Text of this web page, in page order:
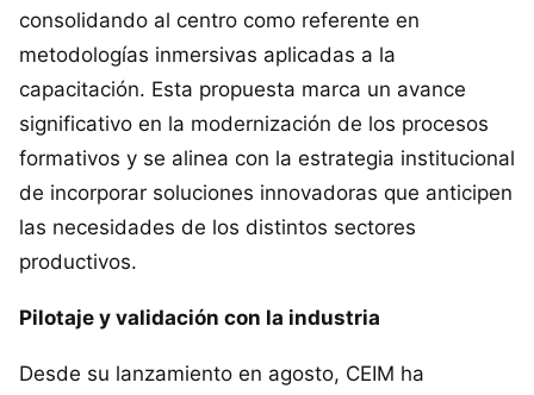
consolidando al centro como referente en
metodologías inmersivas aplicadas a la
capacitación. Esta propuesta marca un avance
significativo en la modernización de los procesos
formativos y se alinea con la estrategia institucional
de incorporar soluciones innovadoras que anticipen
las necesidades de los distintos sectores
productivos.
Pilotaje y validación con la industria
Desde su lanzamiento en agosto, CEIM ha